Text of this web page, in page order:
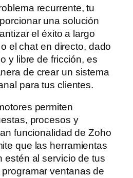
recurrente, tu
una solución
el éxito a largo
el chat en directo, dado
y libre de fricción, es
de crear un sistema
para tus clientes.
permiten
procesos y
funcionalidad de Zoho
que las herramientas
estén al servicio de tus
ventanas de